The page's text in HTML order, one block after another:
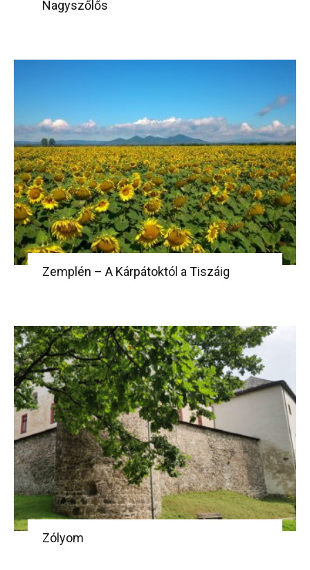
Nagyszőlős
Zemplén – A Kárpátoktól a Tiszáig
Zólyom